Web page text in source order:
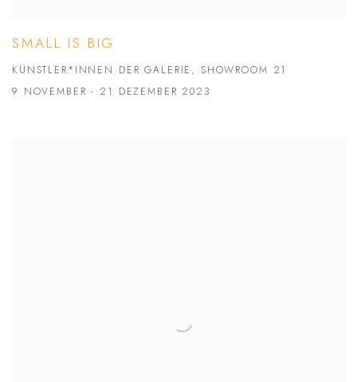
SMALL IS BIG
KÜNSTLER*INNEN DER GALERIE, SHOWROOM 21
9 NOVEMBER - 21 DEZEMBER 2023